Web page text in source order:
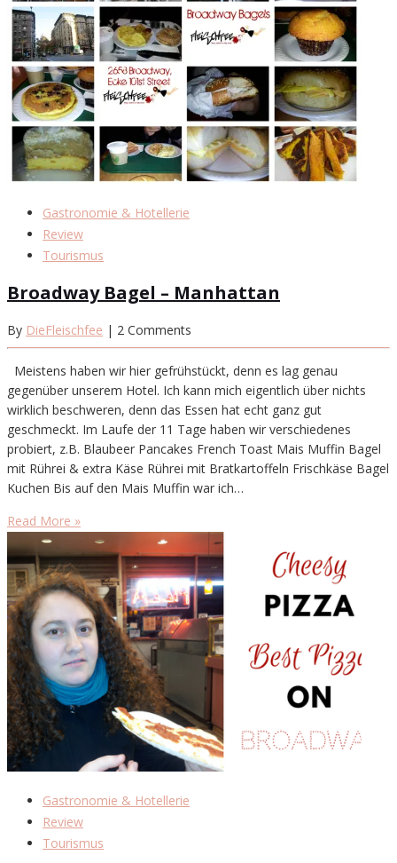
Gastronomie & Hotellerie
Review
Tourismus
Broadway Bagel – Manhattan
By DieFleischfee | 2 Comments
Meistens haben wir hier gefrühstückt, denn es lag genau
gegenüber unserem Hotel. Ich kann mich eigentlich über nichts
wirklich beschweren, denn das Essen hat echt ganz gut
geschmeckt. Im Laufe der 11 Tage haben wir verschiedenes
probiert, z.B. Blaubeer Pancakes French Toast Mais Muffin Bagel
mit Rührei & extra Käse Rührei mit Bratkartoffeln Frischkäse Bagel
Kuchen Bis auf den Mais Muffin war ich…
Read More »
Gastronomie & Hotellerie
Review
Tourismus